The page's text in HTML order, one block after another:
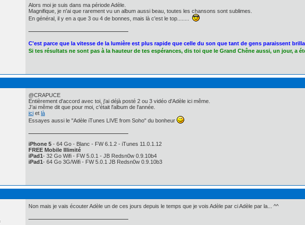
Alors moi je suis dans ma période Adèle.
Magnifique, je n'ai que rarement vu un album aussi beau, toutes les chansons sont sublimes.
En général, il y en a que 3 ou 4 de bonnes, mais là c'est le top........
C'est parce que la vitesse de la lumière est plus rapide que celle du son que tant de gens paraissent
Si tes résultats ne sont pas à la hauteur de tes espérances, dis toi que le Grand Chêne aussi, un jour, a
@CRAPUCE
Entièrement d'accord avec toi, j'ai déjà posté 2 ou 3 vidéo d'Adèle ici même.
J'ai même dit que pour moi, c'était l'album de l'année.
ici et là
Essayes aussi le "Adèle iTunes LIVE from Soho" du bonheur
iPhone 5 - 64 Go - Blanc - FW 6.1.2 - iTunes 11.0.1.12
FREE Mobile Illimité
iPad1- 32 Go Wifi - FW 5.0.1 - JB Redsn0w 0.9.10b4
iPad1- 64 Go 3G/Wifi - FW 5.0.1 JB Redsn0w 0.9.10b3
Non mais je vais écouter Adèle un de ces jours depuis le temps que je vois Adèle par ci Adèle par la... ^^